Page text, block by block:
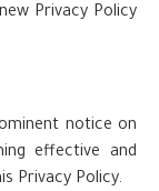
Privacy Policy
notice on
effective and
Privacy Policy.